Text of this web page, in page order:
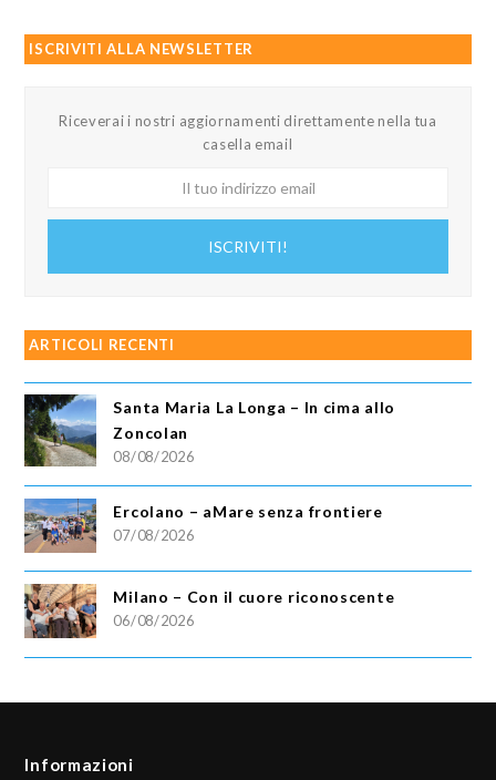
ISCRIVITI ALLA NEWSLETTER
Riceverai i nostri aggiornamenti direttamente nella tua
casella email
ISCRIVITI!
ARTICOLI RECENTI
Santa Maria La Longa – In cima allo
Zoncolan
08/08/2026
Ercolano – aMare senza frontiere
07/08/2026
Milano – Con il cuore riconoscente
06/08/2026
Informazioni